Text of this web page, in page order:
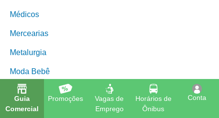
Guia
Comercial
Promoções
Vagas de
Emprego
Horários de
Ônibus
Conta
Médicos
Mercearias
Metalurgia
Moda Bebê
Moda Feminina
Moda Infantil